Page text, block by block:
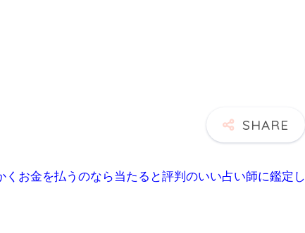
くお金を払うのなら当たると評判のいい占い師に鑑定し